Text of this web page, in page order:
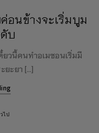
อนข้างจะเริ่มบูม
บ
วนี้คนทำอเมซอนเริ่มมี
ยะยา […]
ไป